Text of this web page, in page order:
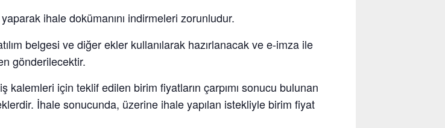
ihale dokümanını indirmeleri zorunludur.
belgesi ve diğer ekler kullanılarak hazırlanacak ve e-imza ile
gönderilecektir.
için teklif edilen birim fiyatların çarpımı sonucu bulunan
İhale sonucunda, üzerine ihale yapılan istekliyle birim fiyat